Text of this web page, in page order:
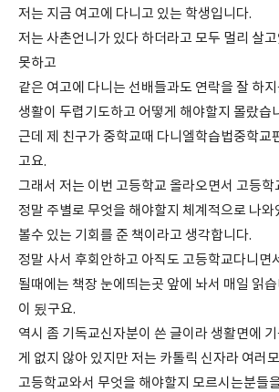
저는 지금 여고에 다니고 있는 학생입니다.
저는 사촌언니가 있다 하더라고 모두 멀리 살
못하고
같은 여고에 다니는 선배들과도 연락을 잘 하
생활이 두렵기도하고 어떻게 해야할지 몰랐습
근데 제 친구가 중학교때 다니엘학습법중학교
고요.
그래서 저는 이번 고등학교 올라오면서 고등학
정말 주별로 무엇을 해야할지 체계적으로 나와
볼수 있는 기회를 준 책이라고 생각합니다.
정말 사서 후회안하고 아직도 고등학교다니면
될때에는 책장 눈에띄는곳 앞에 놔서 매일 읽
이 됬구요.
역시 좀 기독교신자분이 쓴 글이라 생활면에
게 없지 않아 있지만 저는 카톨릭 신자라 여러
고등학교와서 무엇을 해야할지 모르시는분들